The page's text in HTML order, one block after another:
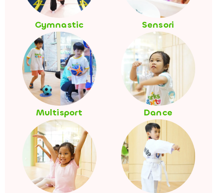
Gymnastic Sensori
Multisport Dance